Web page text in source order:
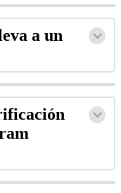
a un